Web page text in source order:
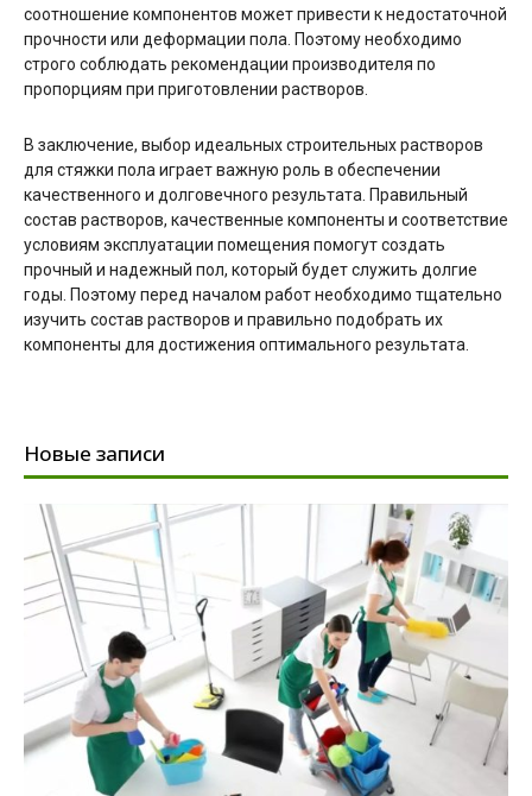
соотношение компонентов может привести к недостаточной
прочности или деформации пола. Поэтому необходимо
строго соблюдать рекомендации производителя по
пропорциям при приготовлении растворов.
В заключение, выбор идеальных строительных растворов
для стяжки пола играет важную роль в обеспечении
качественного и долговечного результата. Правильный
состав растворов, качественные компоненты и соответствие
условиям эксплуатации помещения помогут создать
прочный и надежный пол, который будет служить долгие
годы. Поэтому перед началом работ необходимо тщательно
изучить состав растворов и правильно подобрать их
компоненты для достижения оптимального результата.
Новые записи